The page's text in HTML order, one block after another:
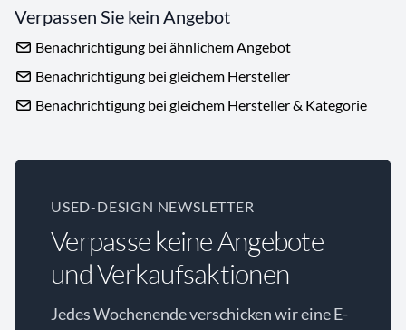
Verpassen Sie kein Angebot
Benachrichtigung bei ähnlichem Angebot
Benachrichtigung bei gleichem Hersteller
Benachrichtigung bei gleichem Hersteller & Kategorie
USED-DESIGN NEWSLETTER
Verpasse keine Angebote
und Verkaufsaktionen
Jedes Wochenende verschicken wir eine E-